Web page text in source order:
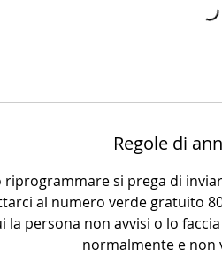
Regole di
riprogrammare si prega di
al numero verde gratuito
la persona non avvisi o lo
normalmente e